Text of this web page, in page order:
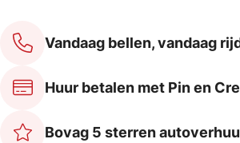
Vandaag bellen, vandaag
Huur betalen met Pin en
Bovag 5 sterren